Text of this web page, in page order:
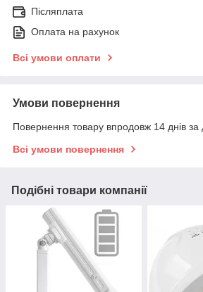
Післяплата
Оплата на рахунок
Всі умови оплати
Умови повернення
Повернення товару впродовж 14 днів за
Всі умови повернення
Подібні товари компанії